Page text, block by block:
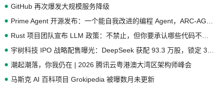
GitHub 再次爆发大规模服务降级
潮起潮落，你我仍在 | 2026 腾讯云粤港澳大湾区架构师峰会
马斯克 AI 百科项目 Grokipedia 被曝数月未更新